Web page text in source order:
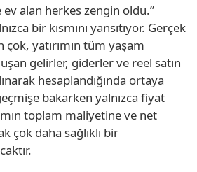
ev alan herkes zengin oldu.”
bir kısmını yansıtıyor. Gerçek
yatırımın tüm yaşam
gelirler, giderler ve reel satın
hesaplandığında ortaya
bakarken yalnızca fiyat
toplam maliyetine ve net
çok daha sağlıklı bir